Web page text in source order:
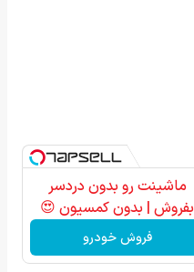
ماشینت رو بدون دردسر
بفروش | بدون کمسیون 😍
فروش خودرو